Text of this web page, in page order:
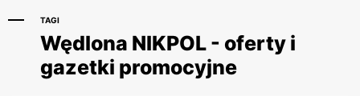
TAGI
Wędlona NIKPOL - oferty i
gazetki promocyjne